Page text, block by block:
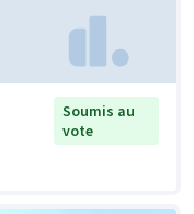
Soumis au
vote